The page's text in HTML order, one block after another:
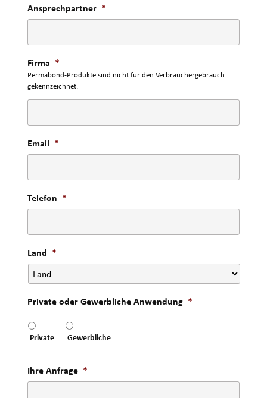
Ansprechpartner *
Firma *
Permabond-Produkte sind nicht für den Verbrauchergebrauch
gekennzeichnet.
Email *
Telefon *
Land *
Private oder Gewerbliche Anwendung *
Private Gewerbliche
Ihre Anfrage *